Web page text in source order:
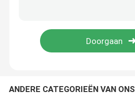
Ceramisch zirconiumdioxyde
ANDERE CATEGORIEËN VAN ONS